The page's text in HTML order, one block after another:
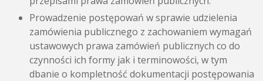
Prowadzenie postępowań w sprawie udzielenia
zamówienia publicznego z zachowaniem wymagań
ustawowych prawa zamówień publicznych co do
czynności ich formy jak i terminowości, w tym
dbanie o kompletność dokumentacji postępowania